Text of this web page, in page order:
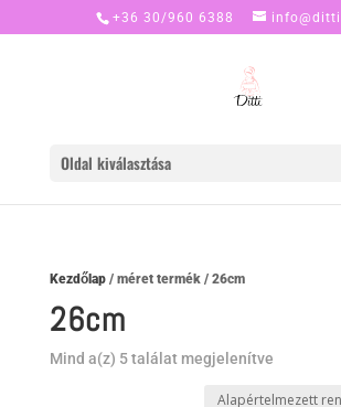
+36 30/960 6388
Oldal kiválasztása
Kezdőlap/ méret termék / 26cm
26cm
Mind a(z) 5 találat megjelenítve